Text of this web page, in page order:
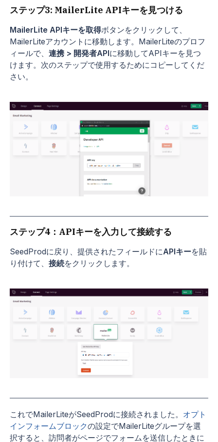
ステップ3: MailerLite APIキーを見つける
MailerLite APIキーを取得ボタンをクリックして、
MailerLiteアカウントに移動します。MailerLiteのプロフ
ィールで、 連携 > 開発者APIに移動してAPIキーを見つ
けます。次のステップで使用するためにコピーしてくだ
さい。
ステップ4：APIキーを入力して接続する
SeedProdに戻り、提供されたフィールドにAPIキーを貼
り付けて、 接続をクリックします。
これでMailerLiteがSeedProdに接続されました。 オプト
インフォームブロックの設定でMailerLiteグループを選
択すると、訪問者がページでフォームを送信したときに